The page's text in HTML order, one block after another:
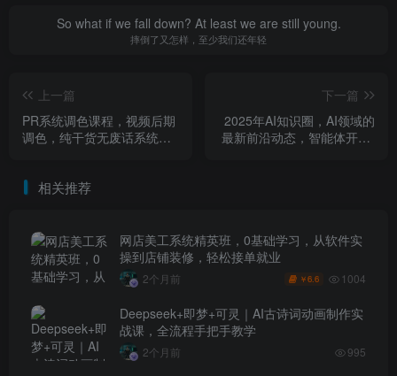
So what if we fall down? At least we are still young.
摔倒了又怎样，至少我们还年轻
上一篇
PR系统调色课程，视频后期
调色，纯干货无废话系统讲
下一篇
2025年AI知识圈，AI领域的
最新前沿动态，智能体开发-
相关推荐
网店美工系统精英班，0基础学习，从软件实
操到店铺装修，轻松接单就业
2个月前 ￥6.6 1004
Deepseek+即梦+可灵｜AI古诗词动画制作实
战课，全流程手把手教学
2个月前 995